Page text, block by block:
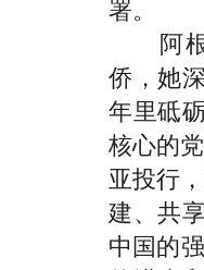
署。
阿根
侨，她
年里砥
核心的
亚投行
建、共
中国的